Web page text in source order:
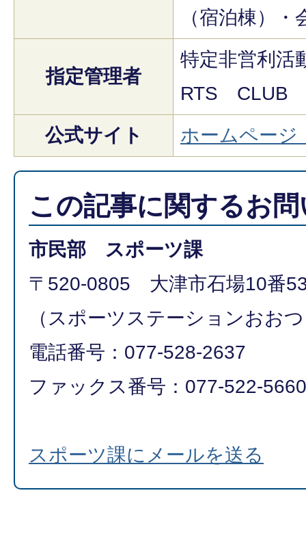
（宿泊棟）・
指定管理者
特定非営利
RTS CLUB
公式サイト
ホームページ
この記事に関するお
市民部 スポーツ課
〒520-0805 大津市石場10番
（スポーツステーションおお
電話番号：077-528-2637
ファックス番号：077-522-5660
スポーツ課にメールを送る